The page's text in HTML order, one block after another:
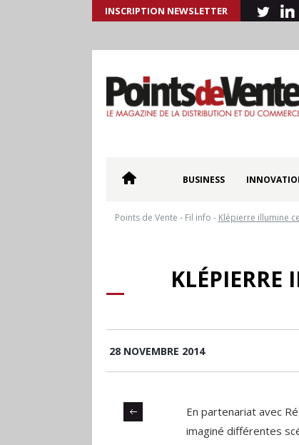
INSCRIPTION NEWSLETTER
BUSINESS
Points de Vente - Fil info - Klépierre illumine
KLÉPIERRE
28 NOVEMBRE 2014
En partenariat avec
imaginé différentes